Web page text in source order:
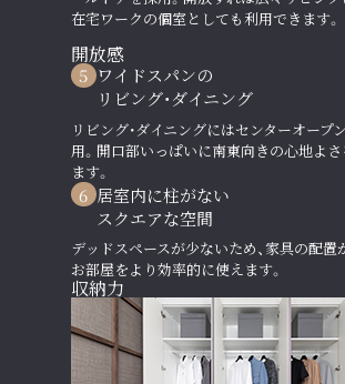
在宅ワークの個室としても利用できます。
開放感
5 ワイドスパンの
リビング・ダイニング
リビング・ダイニングにはセンターオープ
用。開口部いっぱいに南東向きの心地よ
ます。
6 居室内に柱がない
スクエアな空間
デッドスペースが少ないため、家具の配置
お部屋をより効率的に使えます。
収納力